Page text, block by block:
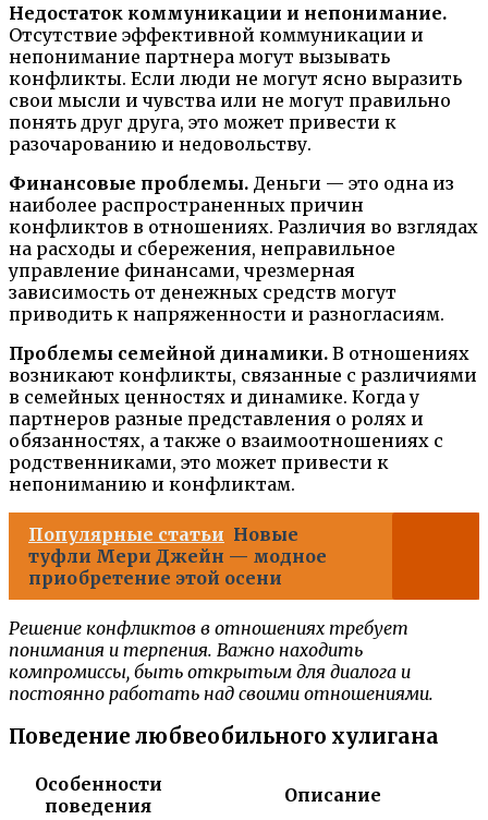
Недостаток коммуникации и непонимание.
Отсутствие эффективной коммуникации и
непонимание партнера могут вызывать
конфликты. Если люди не могут ясно выразить
свои мысли и чувства или не могут правильно
понять друг друга, это может привести к
разочарованию и недовольству.
Финансовые проблемы. Деньги — это одна из
наиболее распространенных причин
конфликтов в отношениях. Различия во взглядах
на расходы и сбережения, неправильное
управление финансами, чрезмерная
зависимость от денежных средств могут
приводить к напряженности и разногласиям.
Проблемы семейной динамики. В отношениях
возникают конфликты, связанные с различиями
в семейных ценностях и динамике. Когда у
партнеров разные представления о ролях и
обязанностях, а также о взаимоотношениях с
родственниками, это может привести к
непониманию и конфликтам.
Популярные статьи Новые
туфли Мери Джейн — модное
приобретение этой осени
Решение конфликтов в отношениях требует
понимания и терпения. Важно находить
компромиссы, быть открытым для диалога и
постоянно работать над своими отношениями.
Поведение любвеобильного хулигана
Особенности
поведения
Описание